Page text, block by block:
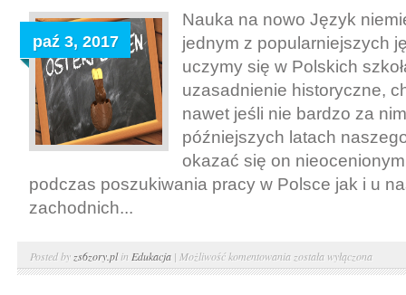
paź 3, 2017
Nauka na nowo Język
jednym z popularniejszych
uczymy się w Polskich
uzasadnienie historyczne,
nawet jeśli nie bardzo za
późniejszych latach
okazać się on
podczas poszukiwania pracy w Polsce jak i u
zachodnich...
Posted by zs6zory.plin Edukacja | Możliwość komentowania Język
niemiecki,
została wyłączona